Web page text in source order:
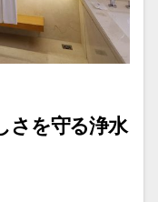
さを守る浄水